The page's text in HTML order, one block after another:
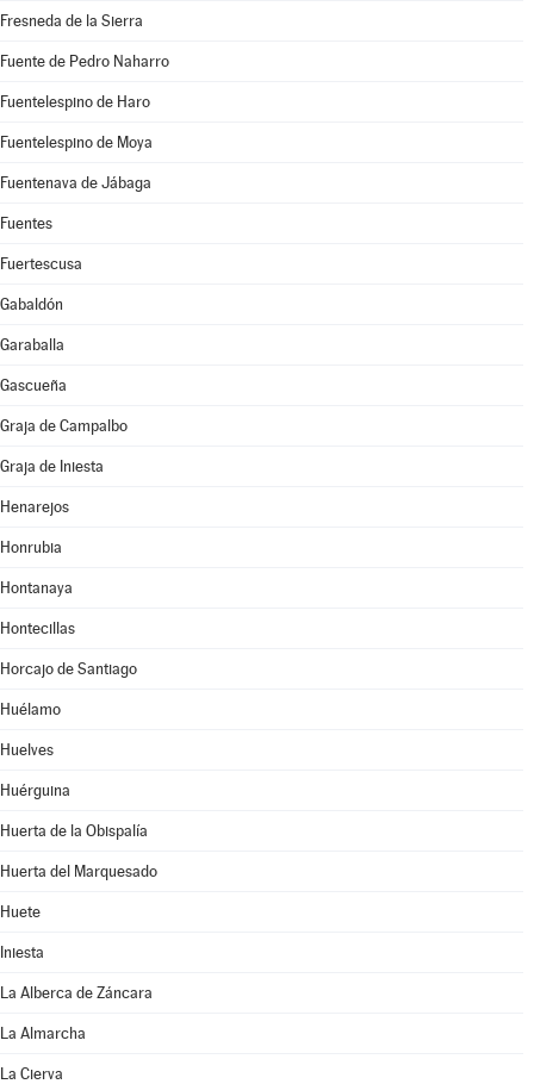
Fresneda de la Sierra
Fuente de Pedro Naharro
Fuentelespino de Haro
Fuentelespino de Moya
Fuentenava de Jábaga
Fuentes
Fuertescusa
Gabaldón
Garaballa
Gascueña
Graja de Campalbo
Graja de Iniesta
Henarejos
Honrubia
Hontanaya
Hontecillas
Horcajo de Santiago
Huélamo
Huelves
Huérguina
Huerta de la Obispalía
Huerta del Marquesado
Huete
Iniesta
La Alberca de Záncara
La Almarcha
La Cierva